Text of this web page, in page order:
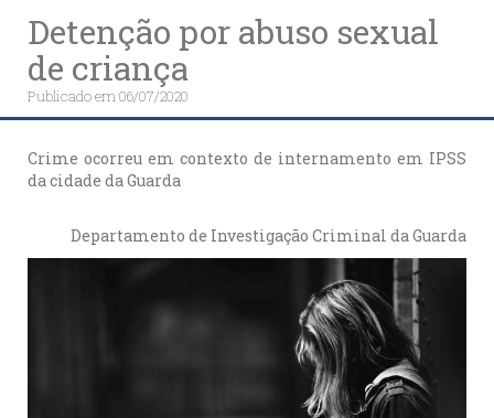
Detenção por abuso sexual
de criança
Publicado em06/07/2020
Crime ocorreu em contexto de internamento em IPSS
da cidade da Guarda
Departamento de Investigação Criminal da Guarda